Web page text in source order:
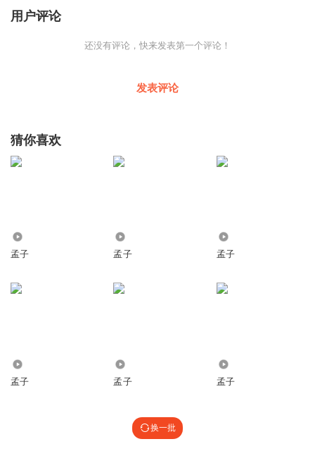
用户评论
还没有评论，快来发表第一个评论！
发表评论
猜你喜欢
孟子 孟子 孟子
孟子 孟子 孟子
换一批